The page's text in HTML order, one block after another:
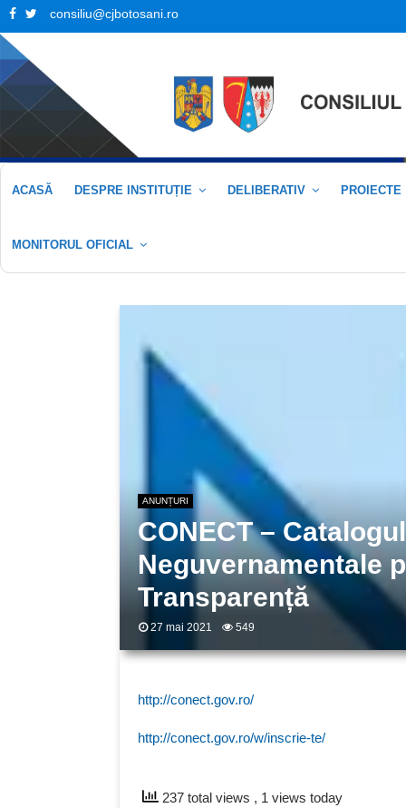
Facebook
Twitter
consiliu@cjbotosani.ro
ACASĂ DESPRE INSTITUȚIE DELIBERATIV PROIECTE
MONITORUL OFICIAL
ANUNȚURI
CONECT –
Neguvernamentale
Transparență
27 mai 2021 549
http://conect.gov.ro/
http://conect.gov.ro/w/inscrie-te/
237 total views , 1 views today